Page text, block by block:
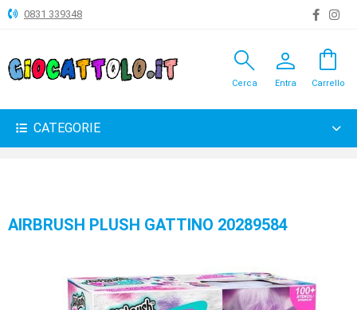
ANIMALI
BAMBOLE
0831 339348
search
Cerca
person
Entra
shopping_bag
Carrello
CATEGORIE
AIRBRUSH PLUSH GATTINO 20289584